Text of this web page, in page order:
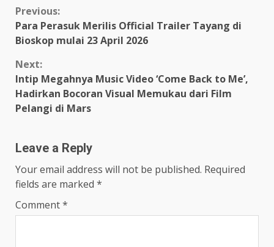
Continue
Reading
Previous:
Para Perasuk Merilis Official Trailer Tayang di
Bioskop mulai 23 April 2026
Next:
Intip Megahnya Music Video ‘Come Back to Me’,
Hadirkan Bocoran Visual Memukau dari Film
Pelangi di Mars
Leave a Reply
Your email address will not be published. Required
fields are marked *
Comment*